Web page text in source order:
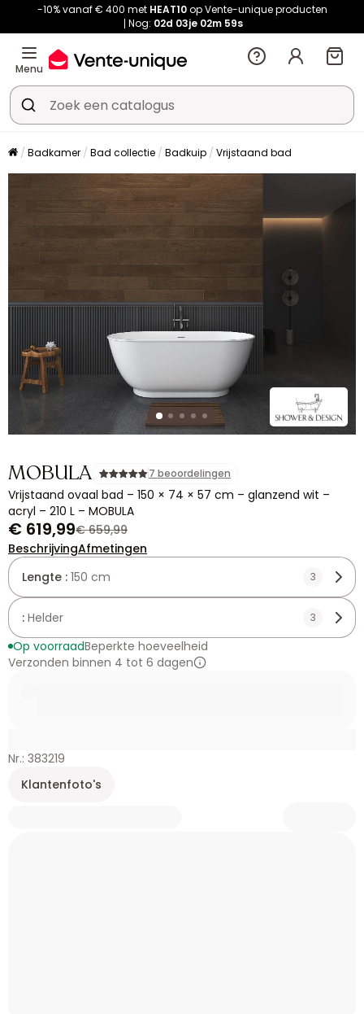
-10% vanaf € 400 met HEAT10op Vente-unique producten
Nog: 02d 03je 02m 59s
Menu
Badkamer Bad collectie Badkuip Vrijstaand bad
MOBULA 7 beoordelingen
Vrijstaand ovaal bad – 150 × 74 × 57 cm – glanzend wit –
acryl – 210 L – MOBULA
€ 619,99€ 659,99
BeschrijvingAfmetingen
Lengte : 150 cm 3
: Helder 3
Op voorraadBeperkte hoeveelheid
Verzonden binnen 4 tot 6 dagen
Nr.: 383219
Klantenfoto's